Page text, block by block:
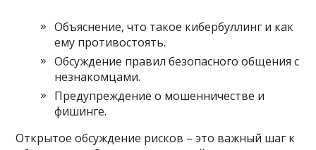
Объяснение, что такое кибербуллинг и как
ему противостоять.
Обсуждение правил безопасного общения с
незнакомцами.
Предупреждение о мошенничестве и
фишинге.
Открытое обсуждение рисков – это важный шаг к